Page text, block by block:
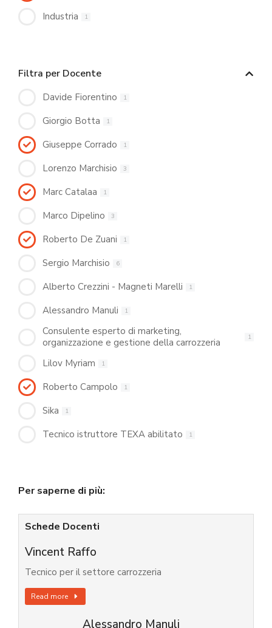
Industria 1
Filtra per Docente
Davide Fiorentino 1
Giorgio Botta 1
Giuseppe Corrado 1
Lorenzo Marchisio 3
Marc Catalaa 1
Marco Dipelino 3
Roberto De Zuani 1
Sergio Marchisio 6
Alberto Crezzini - Magneti Marelli 1
Alessandro Manuli 1
Consulente esperto di marketing,
organizzazione e gestione della carrozzeria
1
Lilov Myriam 1
Roberto Campolo 1
Sika 1
Tecnico istruttore TEXA abilitato 1
Per saperne di più:
Schede Docenti
Vincent Raffo
Tecnico per il settore carrozzeria
Read more
Alessandro Manuli